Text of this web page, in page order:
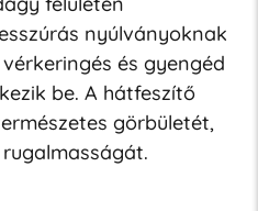
nyúlványoknak
és gyengéd
be. A hátfeszítő
görbületét,